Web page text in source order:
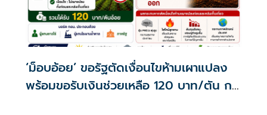
‘ม็อบอ้อย’ ขอรัฐตัดเงื่อนไขห้ามเผาแปลง
พร้อมขอรับเงินช่วยเหลือ 120 บาท/ตัน กระ